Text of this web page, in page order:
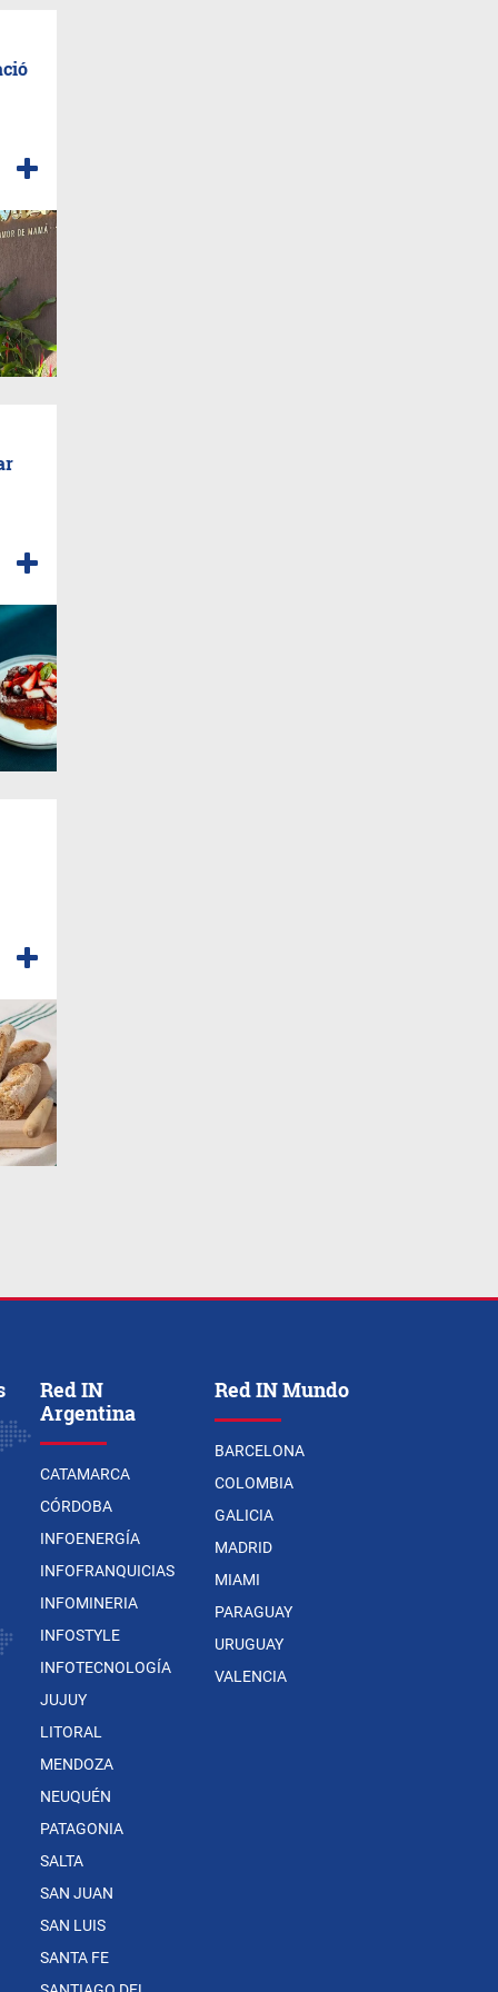
Red IN
Argentina
CATAMARCA
CÓRDOBA
INFOENERGÍA
INFOFRANQUICIAS
INFOMINERIA
INFOSTYLE
INFOTECNOLOGÍA
JUJUY
LITORAL
MENDOZA
NEUQUÉN
PATAGONIA
SALTA
SAN JUAN
SAN LUIS
SANTA FE
Red IN Mundo
BARCELONA
COLOMBIA
GALICIA
MADRID
MIAMI
PARAGUAY
URUGUAY
VALENCIA